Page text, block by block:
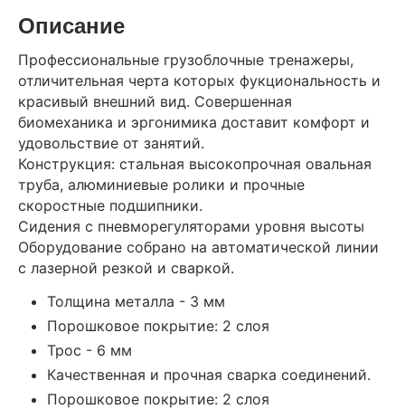
Описание
Профессиональные грузоблочные тренажеры,
отличительная черта которых фукциональность и
красивый внешний вид. Совершенная
биомеханика и эргонимика доставит комфорт и
удовольствие от занятий.
Конструкция: стальная высокопрочная овальная
труба, алюминиевые ролики и прочные
скоростные подшипники.
Сидения с пневморегуляторами уровня высоты
Оборудование собрано на автоматической линии
с лазерной резкой и сваркой.
Толщина металла - 3 мм
Порошковое покрытие: 2 слоя
Трос - 6 мм
Качественная и прочная сварка соединений.
Порошковое покрытие: 2 слоя